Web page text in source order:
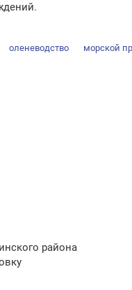
оленеводство морской
района